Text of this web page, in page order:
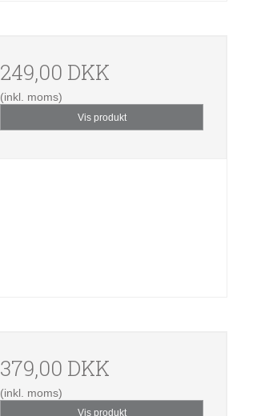
249,00 DKK
(inkl. moms)
Vis produkt
379,00 DKK
(inkl. moms)
Vis produkt